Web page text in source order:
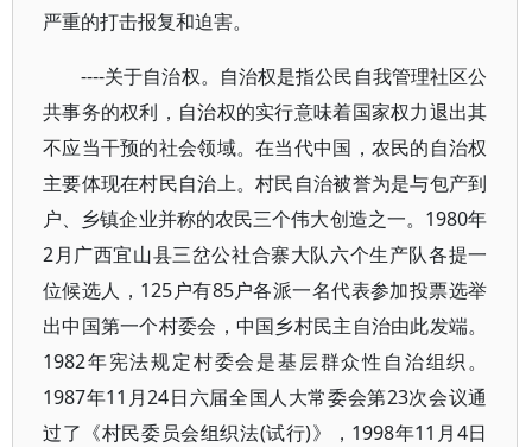
严重的打击报复和迫害。
----关于自治权。自治权是指公民自我管理社区公
共事务的权利，自治权的实行意味着国家权力退出其
不应当干预的社会领域。在当代中国，农民的自治权
主要体现在村民自治上。村民自治被誉为是与包产到
户、乡镇企业并称的农民三个伟大创造之一。1980年
2月广西宜山县三岔公社合寨大队六个生产队各提一
位候选人，125户有85户各派一名代表参加投票选举
出中国第一个村委会，中国乡村民主自治由此发端。
1982年宪法规定村委会是基层群众性自治组织。
1987年11月24日六届全国人大常委会第23次会议通
过了《村民委员会组织法(试行)》，1998年11月4日